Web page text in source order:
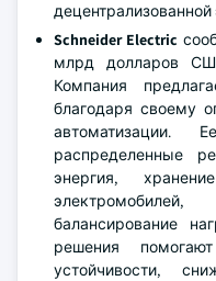
Schneider Electric
млрд долларов
Компания
благодаря своему
автоматизации.
распределенные
энергия,
электромобилей,
балансирование
решения
устойчивости,